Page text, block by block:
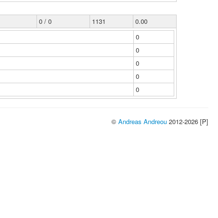
0 / 0 1131
0.00
0
0
0
0
0
© Andreas Andreou 2012-2026 [P]